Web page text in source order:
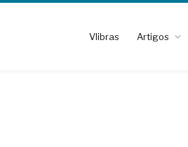
Vlibras Artigos